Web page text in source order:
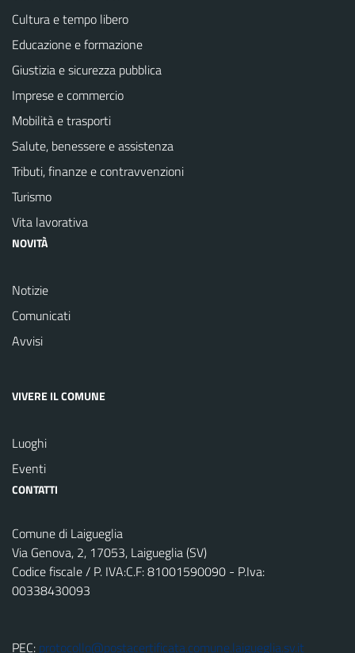
Cultura e tempo libero
Educazione e formazione
Giustizia e sicurezza pubblica
Imprese e commercio
Mobilità e trasporti
Salute, benessere e assistenza
Tributi, finanze e contravvenzioni
Turismo
Vita lavorativa
NOVITÀ
Notizie
Comunicati
Avvisi
VIVERE IL COMUNE
Luoghi
Eventi
CONTATTI
Comune di Laigueglia
Via Genova, 2, 17053, Laigueglia (SV)
Codice fiscale / P. IVA:C.F: 81001590090 - P.Iva:
00338430093
PEC: protocollo@postacertificata.comune.laigueglia.sv.it